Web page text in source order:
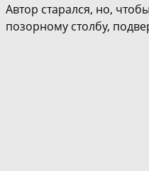
Автор старался, но,
позорному столбу,